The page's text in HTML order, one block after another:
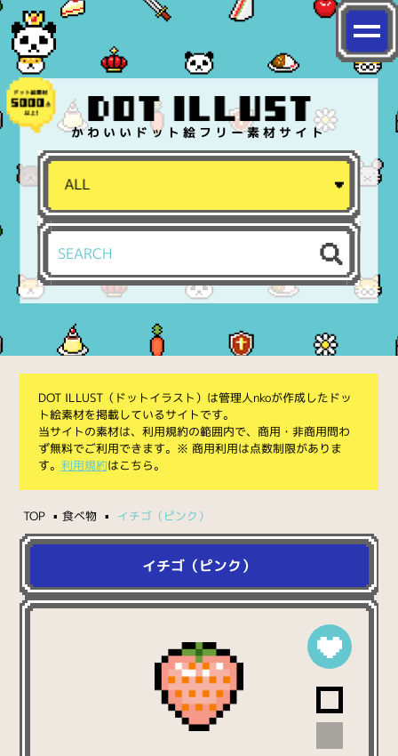
かわいいドット絵フリー素材サイト
DOT ILLUST（ドットイラスト）は管理人nkoが作成したドッ
ト絵素材を掲載しているサイトです。
当サイトの素材は、利用規約の範囲内で、商用・非商用問わ
ず無料でご利用できます。※ 商用利用は点数制限がありま
す。 利用規約はこちら。
TOP 食べ物 イチゴ（ピンク）
イチゴ（ピンク）